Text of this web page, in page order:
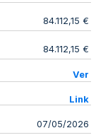
84.112,15 €
84.112,15 €
Ver
Link
07/05/2026